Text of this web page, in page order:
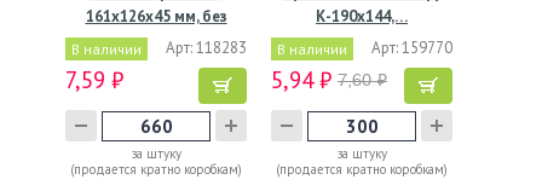
161х126х45 мм, без
окна,…
В наличии Арт: 118283
7,59 ₽
за штуку
(продается кратно коробкам)
К-190х144,…
В наличии Арт: 159770
5,94 ₽ 7,60 ₽
за штуку
(продается кратно коробкам)